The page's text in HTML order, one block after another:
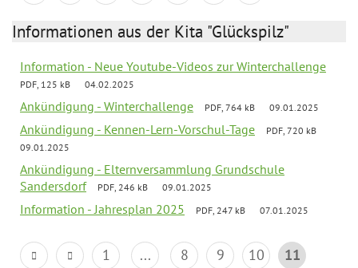
Informationen aus der Kita "Glückspilz"
Information - Neue Youtube-Videos zur Winterchallenge
PDF, 125 kB 04.02.2025
Ankündigung - Winterchallenge PDF, 764 kB 09.01.2025
Ankündigung - Kennen-Lern-Vorschul-Tage
PDF, 720 kB
09.01.2025
Ankündigung - Elternversammlung Grundschule
Sandersdorf
PDF, 246 kB 09.01.2025
Information - Jahresplan 2025 PDF, 247 kB 07.01.2025
1 ... 8 9 10
11